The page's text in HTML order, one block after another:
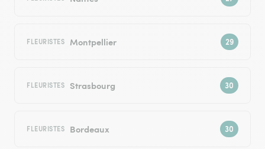
FLEURISTES Montpellier
FLEURISTES Strasbourg
FLEURISTES Bordeaux